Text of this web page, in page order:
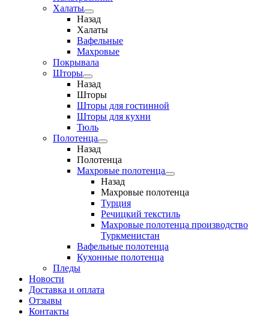
Халаты
Назад
Халаты
Вафельные
Махровые
Покрывала
Шторы
Назад
Шторы
Шторы для гостинной
Шторы для кухни
Тюль
Полотенца
Назад
Полотенца
Махровые полотенца
Назад
Махровые полотенца
Турция
Речицкий текстиль
Махровые полотенца производство
Туркменистан
Вафельные полотенца
Кухонные полотенца
Пледы
Новости
Доставка и оплата
Отзывы
Контакты